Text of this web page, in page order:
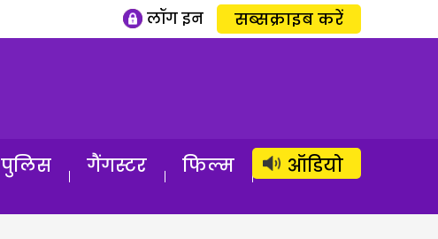
लॉग इन सब्सक्राइब करें
पुलिस गैंगस्टर फिल्म ऑडियो